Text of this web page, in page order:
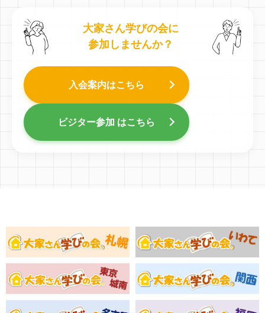
大家さん学びの会に
参加しませんか？
入会案内はこちら
ビジター参加 はこちら